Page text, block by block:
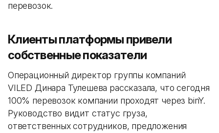
перевозок.
Клиенты платформы привели
собственные показатели
Операционный директор группы компаний
VILED Динара Тулешева рассказала, что сегодня
100% перевозок компании проходят через binY.
Руководство видит статус груза,
ответственных сотрудников, предложения